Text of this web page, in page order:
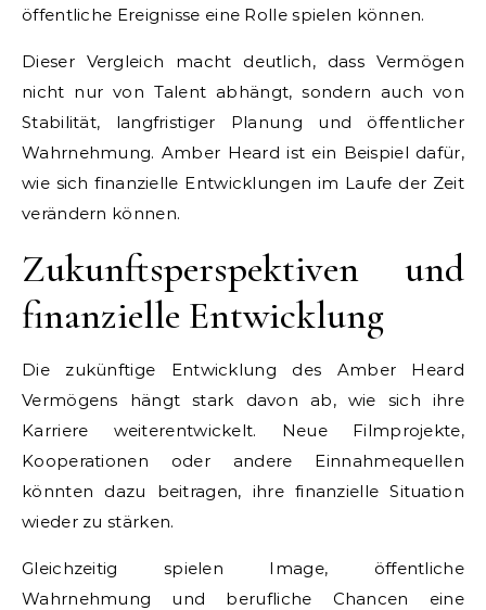
öffentliche Ereignisse eine Rolle spielen können.
Dieser Vergleich macht deutlich, dass Vermögen
nicht nur von Talent abhängt, sondern auch von
Stabilität, langfristiger Planung und öffentlicher
Wahrnehmung. Amber Heard ist ein Beispiel dafür,
wie sich finanzielle Entwicklungen im Laufe der Zeit
verändern können.
Zukunftsperspektiven und
finanzielle Entwicklung
Die zukünftige Entwicklung des Amber Heard
Vermögens hängt stark davon ab, wie sich ihre
Karriere weiterentwickelt. Neue Filmprojekte,
Kooperationen oder andere Einnahmequellen
könnten dazu beitragen, ihre finanzielle Situation
wieder zu stärken.
Gleichzeitig spielen Image, öffentliche
Wahrnehmung und berufliche Chancen eine